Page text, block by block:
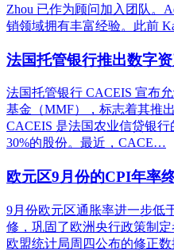
Zhou 已作为顾问加入团队。
销领域拥有丰富经验。此前
法国托管银行推出数字
法国托管银行 CACEIS 宣布
基金（MMF），标志着其推
CACEIS 是法国农业信贷银
30%的股份。最近，CACE…
欧元区9月份的CPI年率
9月份欧元区通胀率进一步低
修，巩固了欧洲央行政策制
欧盟统计局周四公布的修正